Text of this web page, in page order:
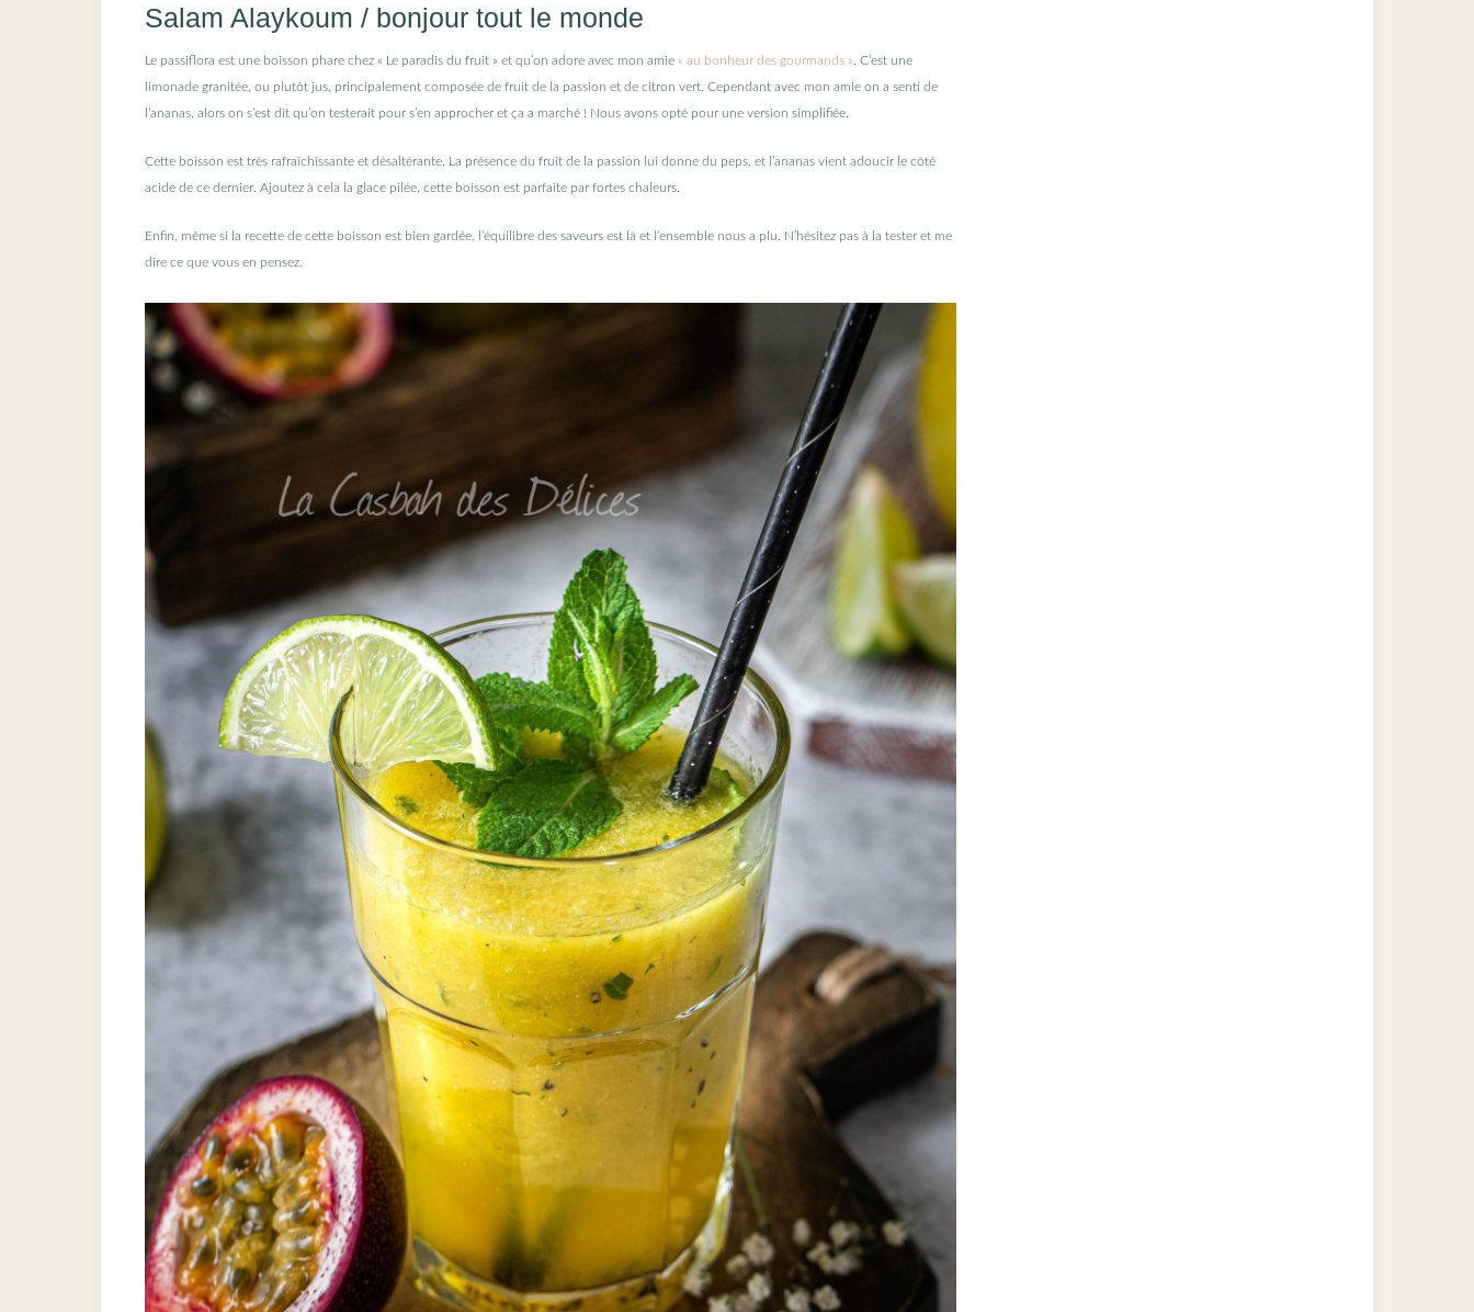
Salam Alaykoum / bonjour tout le monde
Le passiflora est une boisson phare chez « Le paradis du fruit » et qu’on adore avec mon amie « au bonheur des gourmands » . C’est une
limonade granitée, ou plutôt jus, principalement composée de fruit de la passion et de citron vert. Cependant avec mon amie on a senti de
l’ananas, alors on s’est dit qu’on testerait pour s’en approcher et ça a marché ! Nous avons opté pour une version simplifiée.
Cette boisson est très rafraîchissante et désaltérante. La présence du fruit de la passion lui donne du peps, et l’ananas vient adoucir le côté
acide de ce dernier. Ajoutez à cela la glace pilée, cette boisson est parfaite par fortes chaleurs.
Enfin, même si la recette de cette boisson est bien gardée, l’équilibre des saveurs est là et l’ensemble nous a plu. N’hésitez pas à la tester et me
dire ce que vous en pensez.